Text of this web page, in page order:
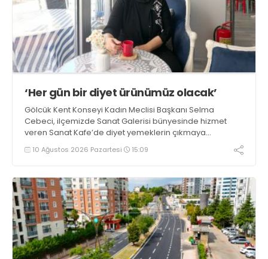
‘Her gün bir diyet ürünümüz olacak’
Gölcük Kent Konseyi Kadın Meclisi Başkanı Selma
Cebeci, ilçemizde Sanat Galerisi bünyesinde hizmet
veren Sanat Kafe’de diyet yemeklerin çıkmaya
başladığını ifade etti. Cebeci, “Amacımız sağlıklı,
besleyici ve hafif yemekler yapmak. Haftanın her günü
10 Ağustos 2026 Pazartesi 15:09